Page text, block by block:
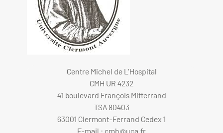
Centre Michel de L'Hospital
CMH UR 4232
41 boulevard François Mitterrand
TSA 80403
63001 Clermont-Ferrand Cedex 1
E-mail : cmh@uca.fr